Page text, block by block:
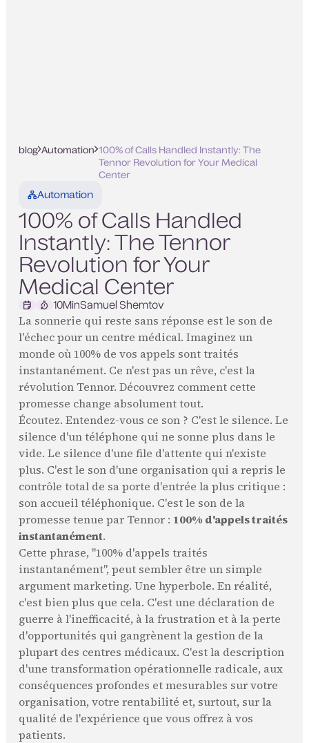
blog Automation 100% of Calls Handled Instantly: The
Tennor Revolution for Your Medical
Center
Automation
100% of Calls Handled
Instantly: The Tennor
Revolution for Your
Medical Center
10MinSamuel Shemtov
La sonnerie qui reste sans réponse est le son de
l'échec pour un centre médical. Imaginez un
monde où 100% de vos appels sont traités
instantanément. Ce n'est pas un rêve, c'est la
révolution Tennor. Découvrez comment cette
promesse change absolument tout.
Écoutez. Entendez-vous ce son ? C'est le silence. Le
silence d'un téléphone qui ne sonne plus dans le
vide. Le silence d'une file d'attente qui n'existe
plus. C'est le son d'une organisation qui a repris le
contrôle total de sa porte d'entrée la plus critique :
son accueil téléphonique. C'est le son de la
promesse tenue par Tennor : 100% d'appels traités
instantanément.
Cette phrase, "100% d'appels traités
instantanément", peut sembler être un simple
argument marketing. Une hyperbole. En réalité,
c'est bien plus que cela. C'est une déclaration de
guerre à l'inefficacité, à la frustration et à la perte
d'opportunités qui gangrènent la gestion de la
plupart des centres médicaux. C'est la description
d'une transformation opérationnelle radicale, aux
conséquences profondes et mesurables sur votre
organisation, votre rentabilité et, surtout, sur la
qualité de l'expérience que vous offrez à vos
patients.